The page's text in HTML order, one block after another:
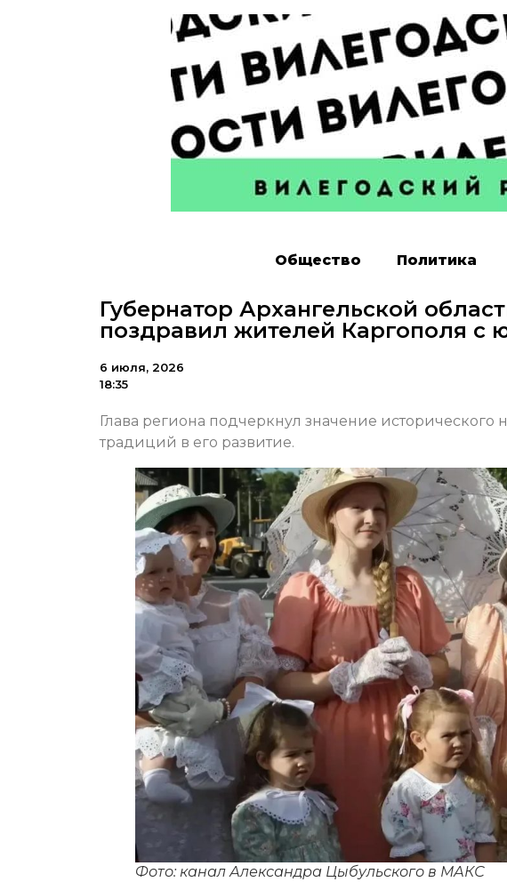
Общество Политика
Губернатор Архангельской
поздравил жителей Каргополя с
6 июля, 2026
18:35
Глава региона подчеркнул значение
традиций в его развитие.
Фото: канал Александра Цыбульского в МАКС